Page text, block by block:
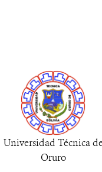
Universidad Técnica
Oruro